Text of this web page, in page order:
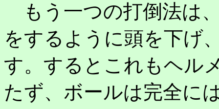
もう一つの打倒法は
をするように頭を下げ
す。するとこれもヘル
たず、ボールは完全に